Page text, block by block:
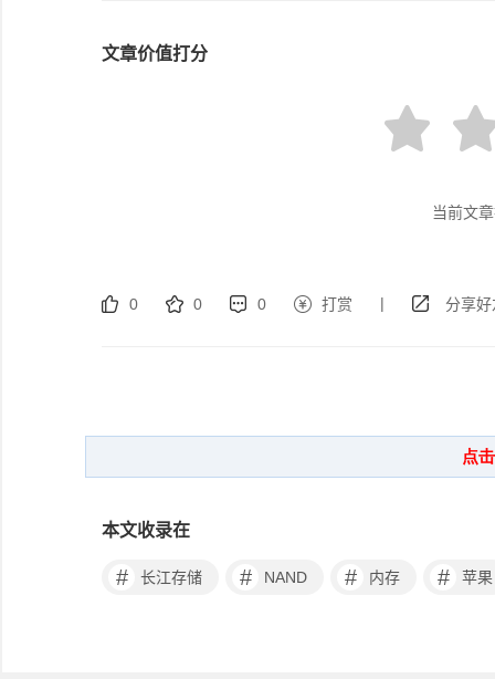
文章价值打分
当前文
0 0 0 打赏 | 分享
本文收录在
# 长江存储 # NAND # 内存 # 苹果